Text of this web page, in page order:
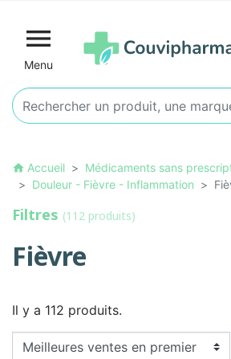

Menu
home Accueil
Médicaments sans
Douleur - Fièvre - Inflammation
Filtres (112 produits)
Fièvre
Il y a 112 produits.